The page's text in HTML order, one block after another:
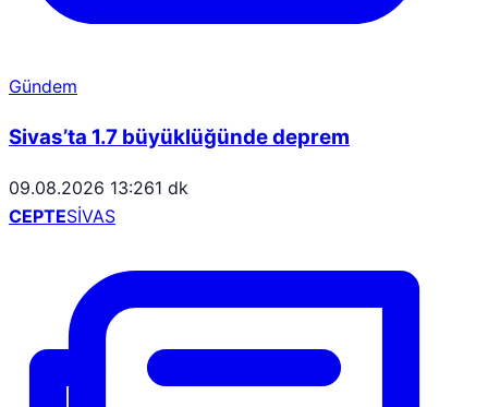
Gündem
Sivas’ta 1.7 büyüklüğünde deprem
09.08.2026 13:261 dk
CEPTESİVAS